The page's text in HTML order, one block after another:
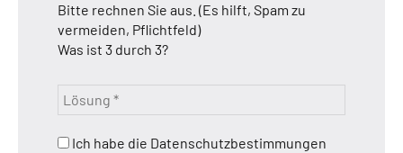
Bitte rechnen Sie aus. (Es hilft, Spam zu
vermeiden, Pflichtfeld)
Was ist 3 durch 3?
Ich habe die Datenschutzbestimmungen